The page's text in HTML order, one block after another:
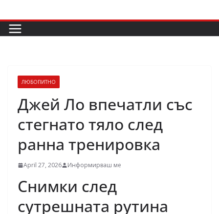
to
content
ЛЮБОПИТНО
Джей Ло впечатли със
стегнато тяло след
ранна тренировка
April 27, 2026 Информирваш ме
Снимки след
сутрешната рутина